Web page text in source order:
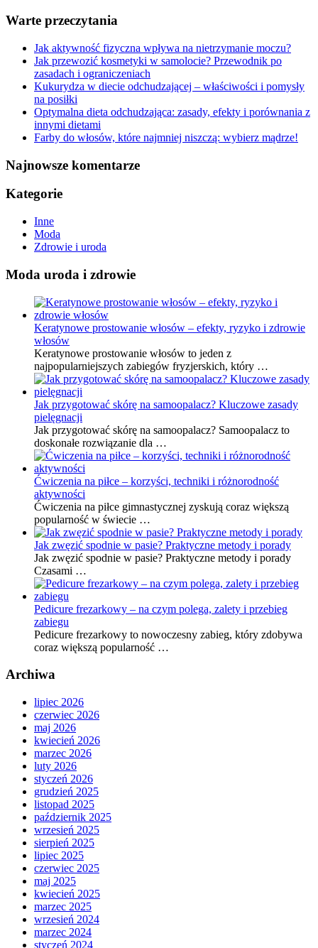
Warte przeczytania
Jak aktywność fizyczna wpływa na nietrzymanie moczu?
Jak przewozić kosmetyki w samolocie? Przewodnik po
zasadach i ograniczeniach
Kukurydza w diecie odchudzającej – właściwości i pomysły
na posiłki
Optymalna dieta odchudzająca: zasady, efekty i porównania z
innymi dietami
Farby do włosów, które najmniej niszczą: wybierz mądrze!
Najnowsze komentarze
Kategorie
Inne
Moda
Zdrowie i uroda
Moda uroda i zdrowie
Keratynowe prostowanie włosów – efekty, ryzyko i zdrowie
włosów
Keratynowe prostowanie włosów to jeden z
najpopularniejszych zabiegów fryzjerskich, który …
Jak przygotować skórę na samoopalacz? Kluczowe zasady
pielęgnacji
Jak przygotować skórę na samoopalacz? Samoopalacz to
doskonałe rozwiązanie dla …
Ćwiczenia na piłce – korzyści, techniki i różnorodność
aktywności
Ćwiczenia na piłce gimnastycznej zyskują coraz większą
popularność w świecie …
Jak zwęzić spodnie w pasie? Praktyczne metody i porady
Jak zwęzić spodnie w pasie? Praktyczne metody i porady
Czasami …
Pedicure frezarkowy – na czym polega, zalety i przebieg
zabiegu
Pedicure frezarkowy to nowoczesny zabieg, który zdobywa
coraz większą popularność …
Archiwa
lipiec 2026
czerwiec 2026
maj 2026
kwiecień 2026
marzec 2026
luty 2026
styczeń 2026
grudzień 2025
listopad 2025
październik 2025
wrzesień 2025
sierpień 2025
lipiec 2025
czerwiec 2025
maj 2025
kwiecień 2025
marzec 2025
wrzesień 2024
marzec 2024
styczeń 2024